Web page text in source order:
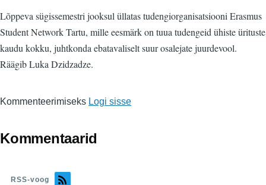
Lõppeva sügissemestri jooksul üllatas tudengiorganisatsiooni Erasmus
Student Network Tartu, mille eesmärk on tuua tudengeid ühiste ürituste
kaudu kokku, juhtkonda ebatavaliselt suur osalejate juurdevool.
Räägib Luka Dzidzadze.
Kommenteerimiseks Logi sisse
Kommentaarid
RSS-voog